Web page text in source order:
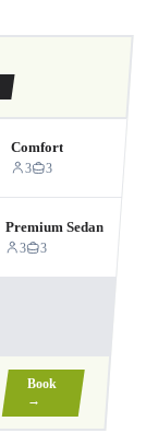
Comfort
3 3
Premium Sedan
3 3
Book
→